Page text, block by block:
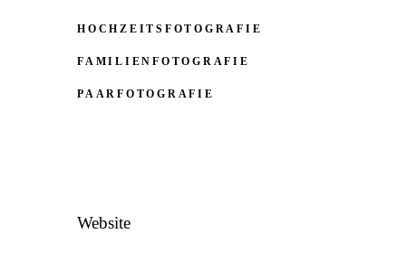
Website
HOCHZEITSFOTOGRAFIE
FAMILIENFOTOGRAFIE
PAARFOTOGRAFIE